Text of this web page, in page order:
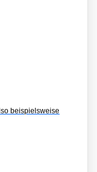
beispielsweise